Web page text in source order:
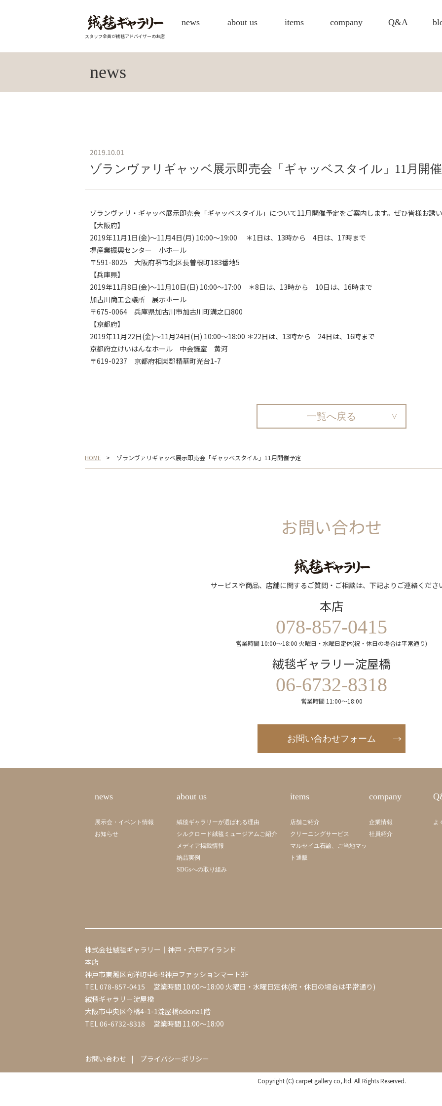
スタッフ全員が絨毯アドバイザーのお店
news about us items company Q&A
news
2019.10.01
ゾランヴァリギャッベ展示即売会「ギャッベスタイル」11月開
ゾランヴァリ・ギャッベ展示即売会「ギャッベスタイル」について11月開催予定をご案内します。ぜひ皆様お誘
【大阪府】
2019年11月1日(金)～11月4日(月) 10:00～19:00 ＊1日は、13時から 4日は、17時まで
堺産業振興センター 小ホール
〒591-8025 大阪府堺市北区長曽根町183番地5
【兵庫県】
2019年11月8日(金)～11月10日(日) 10:00～17:00 ＊8日は、13時から 10日は、16時まで
加古川商工会議所 展示ホール
〒675-0064 兵庫県加古川市加古川町溝之口800
【京都府】
2019年11月22日(金)～11月24日(日) 10:00～18:00 ＊22日は、13時から 24日は、16時まで
京都府立けいはんなホール 中会議室 黄河
〒619-0237 京都府相楽郡精華町光台1-7
一覧へ戻る
HOME ゾランヴァリギャッベ展示即売会「ギャッベスタイル」11月開催予定
お問い合わせ
サービスや商品、店舗に関するご質問・ご相談は、下記よりご連絡くださ
本店
078-857-0415
営業時間 10:00～18:00 火曜日・水曜日定休(祝・休日の場合は平常通り)
絨毯ギャラリー淀屋橋
06-6732-8318
営業時間 11:00～18:00
お問い合わせフォーム
news
展示会・イベント情報
お知らせ
about us
絨毯ギャラリーが選ばれる理由
シルクロード絨毯ミュージアムご紹介
メディア掲載情報
納品実例
SDGsへの取り組み
items
店舗ご紹介
クリーニングサービス
マルセイユ石鹼、ご当地マッ
ト通販
company
企業情報
社員紹介
よ
株式会社絨毯ギャラリー｜神戸・六甲アイランド
本店
神戸市東灘区向洋町中6-9神戸ファッションマート3F
TEL078-857-0415 営業時間 10:00～18:00 火曜日・水曜日定休(祝・休日の場合は平常通り)
絨毯ギャラリー淀屋橋
大阪市中央区今橋4-1-1淀屋橋odona1階
TEL06-6732-8318 営業時間 11:00～18:00
お問い合わせ プライバシーポリシー
Copyright (C) carpet gallery co,.ltd. All Rights Reserved.